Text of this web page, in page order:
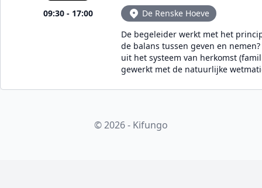
09:30 - 17:00
De Renske Hoeve
De begeleider werkt met het
de balans tussen geven en
uit het systeem van herkomst
gewerkt met de natuurlijke
© 2026 - Kifungo